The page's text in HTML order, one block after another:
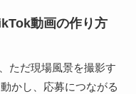
動画の作り方
ただ現場風景を撮影す
かし、応募につながる